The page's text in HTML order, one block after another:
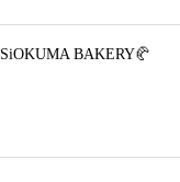
SiOKUMA BAKERY🥐